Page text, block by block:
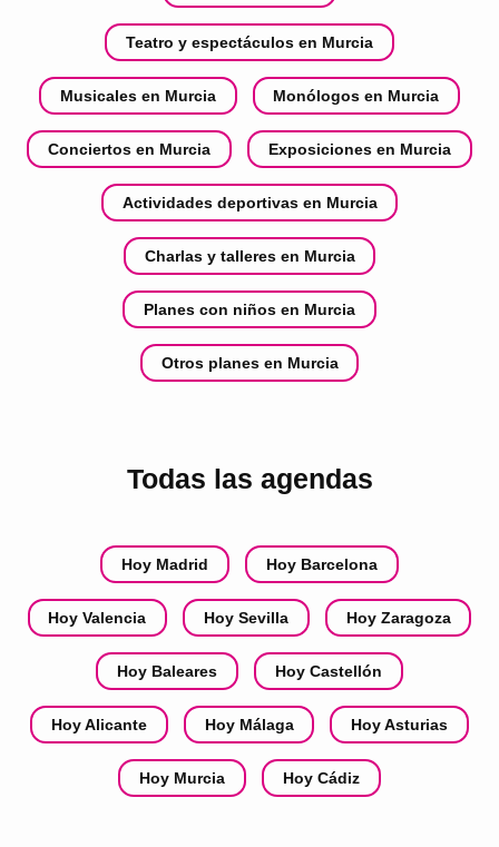
Teatro y espectáculos en Murcia
Musicales en Murcia Monólogos en Murcia
Conciertos en Murcia Exposiciones en Murcia
Actividades deportivas en Murcia
Charlas y talleres en Murcia
Planes con niños en Murcia
Otros planes en Murcia
Todas las agendas
Hoy Madrid Hoy Barcelona
Hoy Valencia Hoy Sevilla Hoy Zaragoza
Hoy Baleares Hoy Castellón
Hoy Alicante Hoy Málaga Hoy Asturias
Hoy Murcia Hoy Cádiz